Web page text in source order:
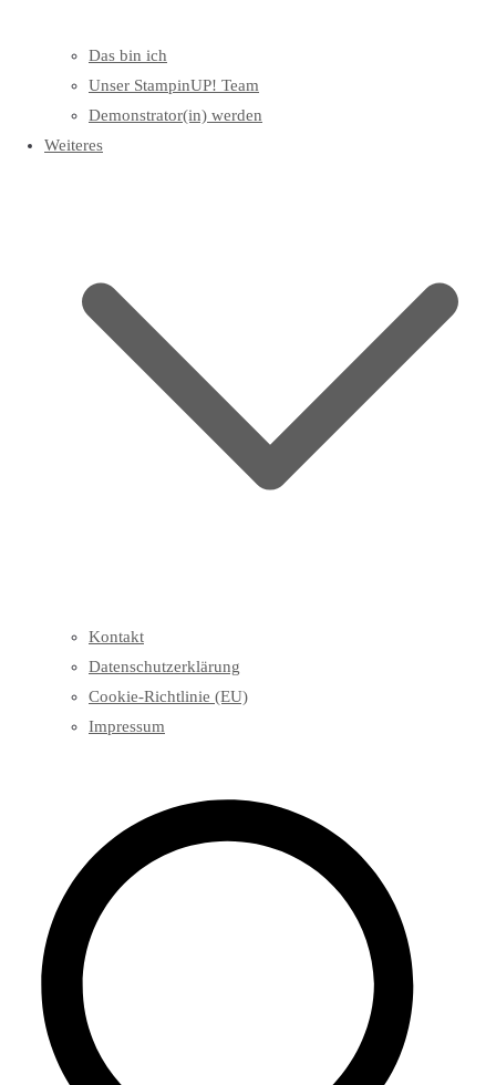
Das bin ich
Unser StampinUP! Team
Demonstrator(in) werden
Weiteres
Kontakt
Datenschutzerklärung
Cookie-Richtlinie (EU)
Impressum